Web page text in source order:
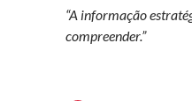
“A informação
compreender.”